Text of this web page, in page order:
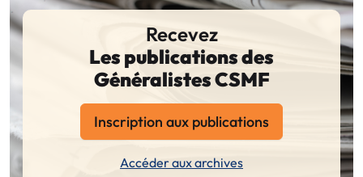
Recevez
Les publications des
Généralistes CSMF
Inscription aux publications
Accéder aux archives